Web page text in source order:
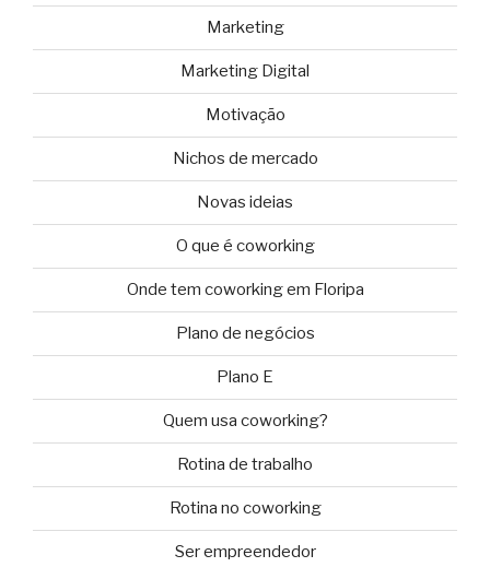
Marketing
Marketing Digital
Motivação
Nichos de mercado
Novas ideias
O que é coworking
Onde tem coworking em Floripa
Plano de negócios
Plano E
Quem usa coworking?
Rotina de trabalho
Rotina no coworking
Ser empreendedor